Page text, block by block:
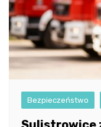
Bezpieczeństwo